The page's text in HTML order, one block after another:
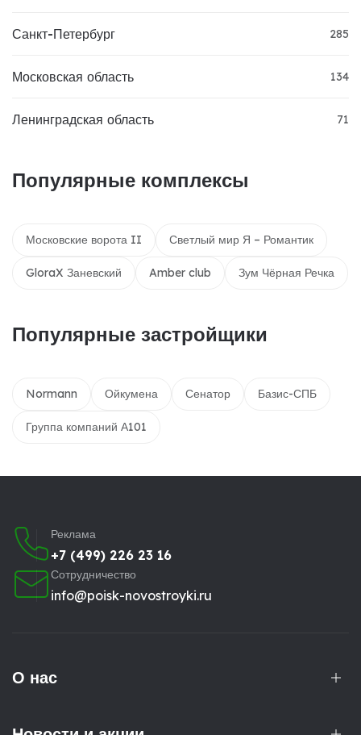
Санкт-Петербург 285
Московская область 134
Ленинградская область 71
Популярные комплексы
Московские ворота II Светлый мир Я – Романтик
GloraX Заневский Amber club Зум Чёрная Речка
Популярные застройщики
Normann Ойкумена Сенатор Базис-СПБ
Группа компаний А101
Реклама
+7 (499) 226 23 16
Сотрудничество
info@poisk-novostroyki.ru
О нас